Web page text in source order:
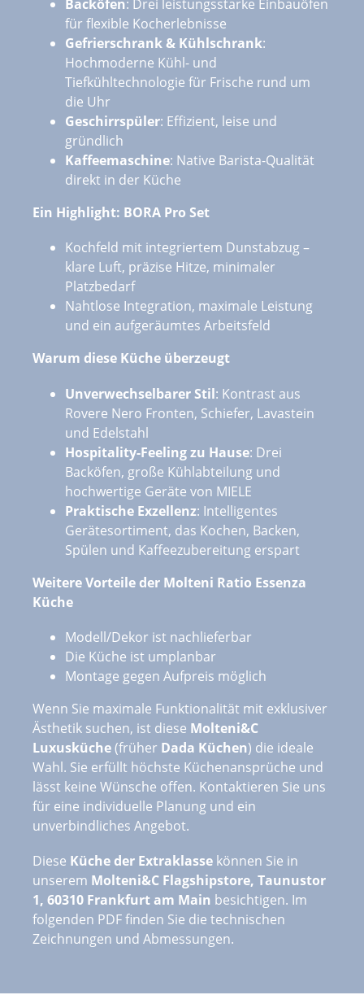
Backöfen: Drei leistungsstarke Einbauöfen
für flexible Kocherlebnisse
Gefrierschrank & Kühlschrank:
Hochmoderne Kühl- und
Tiefkühltechnologie für Frische rund um
die Uhr
Geschirrspüler: Effizient, leise und
gründlich
Kaffeemaschine: Native Barista-Qualität
direkt in der Küche
Ein Highlight: BORA Pro Set
Kochfeld mit integriertem Dunstabzug –
klare Luft, präzise Hitze, minimaler
Platzbedarf
Nahtlose Integration, maximale Leistung
und ein aufgeräumtes Arbeitsfeld
Warum diese Küche überzeugt
Unverwechselbarer Stil: Kontrast aus
Rovere Nero Fronten, Schiefer, Lavastein
und Edelstahl
Hospitality-Feeling zu Hause: Drei
Backöfen, große Kühlabteilung und
hochwertige Geräte von MIELE
Praktische Exzellenz: Intelligentes
Gerätesortiment, das Kochen, Backen,
Spülen und Kaffeezubereitung erspart
Weitere Vorteile der Molteni Ratio Essenza
Küche
Modell/Dekor ist nachlieferbar
Die Küche ist umplanbar
Montage gegen Aufpreis möglich
Wenn Sie maximale Funktionalität mit exklusiver
Ästhetik suchen, ist diese Molteni&C
Luxusküche(früher Dada Küchen) die ideale
Wahl. Sie erfüllt höchste Küchenansprüche und
lässt keine Wünsche offen. Kontaktieren Sie uns
für eine individuelle Planung und ein
unverbindliches Angebot.
Diese Küche der Extraklasse können Sie in
unserem Molteni&C Flagshipstore, Taunustor
1, 60310 Frankfurt am Main besichtigen. Im
folgenden PDF finden Sie die technischen
Zeichnungen und Abmessungen.